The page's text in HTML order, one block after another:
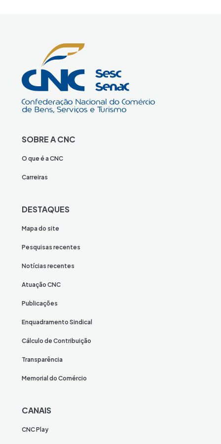
SOBRE A CNC
O que é a CNC
Carreiras
DESTAQUES
Mapa do site
Pesquisas recentes
Notícias recentes
Atuação CNC
Publicações
Enquadramento Sindical
Cálculo de Contribuição
Transparência
Memorial do Comércio
CANAIS
CNC Play